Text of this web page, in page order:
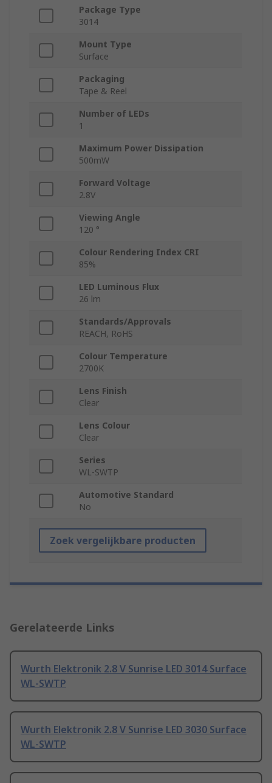
Package Type
3014
Mount Type
Surface
Packaging
Tape & Reel
Number of LEDs
1
Maximum Power Dissipation
500mW
Forward Voltage
2.8V
Viewing Angle
120 °
Colour Rendering Index CRI
85%
LED Luminous Flux
26 lm
Standards/Approvals
REACH, RoHS
Colour Temperature
2700K
Lens Finish
Clear
Lens Colour
Clear
Series
WL-SWTP
Automotive Standard
No
Zoek vergelijkbare producten
Gerelateerde Links
Wurth Elektronik 2.8 V Sunrise LED 3014 Surface
WL-SWTP
Wurth Elektronik 2.8 V Sunrise LED 3030 Surface
WL-SWTP